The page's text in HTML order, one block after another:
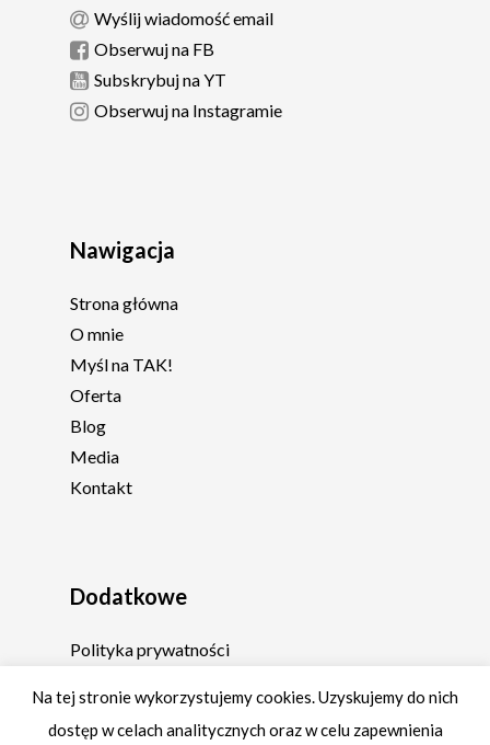
Wyślij wiadomość email
Obserwuj na FB
Subskrybuj na YT
Obserwuj na Instagramie
Nawigacja
Strona główna
O mnie
Myśl na TAK!
Oferta
Blog
Media
Kontakt
Dodatkowe
Polityka prywatności
Na tej stronie wykorzystujemy cookies. Uzyskujemy do nich
dostęp w celach analitycznych oraz w celu zapewnienia